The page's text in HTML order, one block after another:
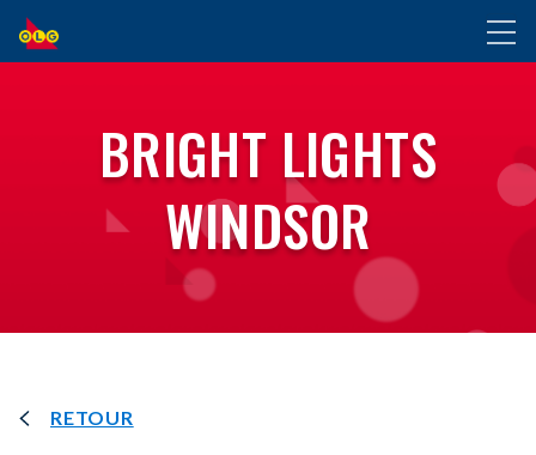
ALLER
AU
CONTENU
BRIGHT LIGHTS
WINDSOR
RETOUR